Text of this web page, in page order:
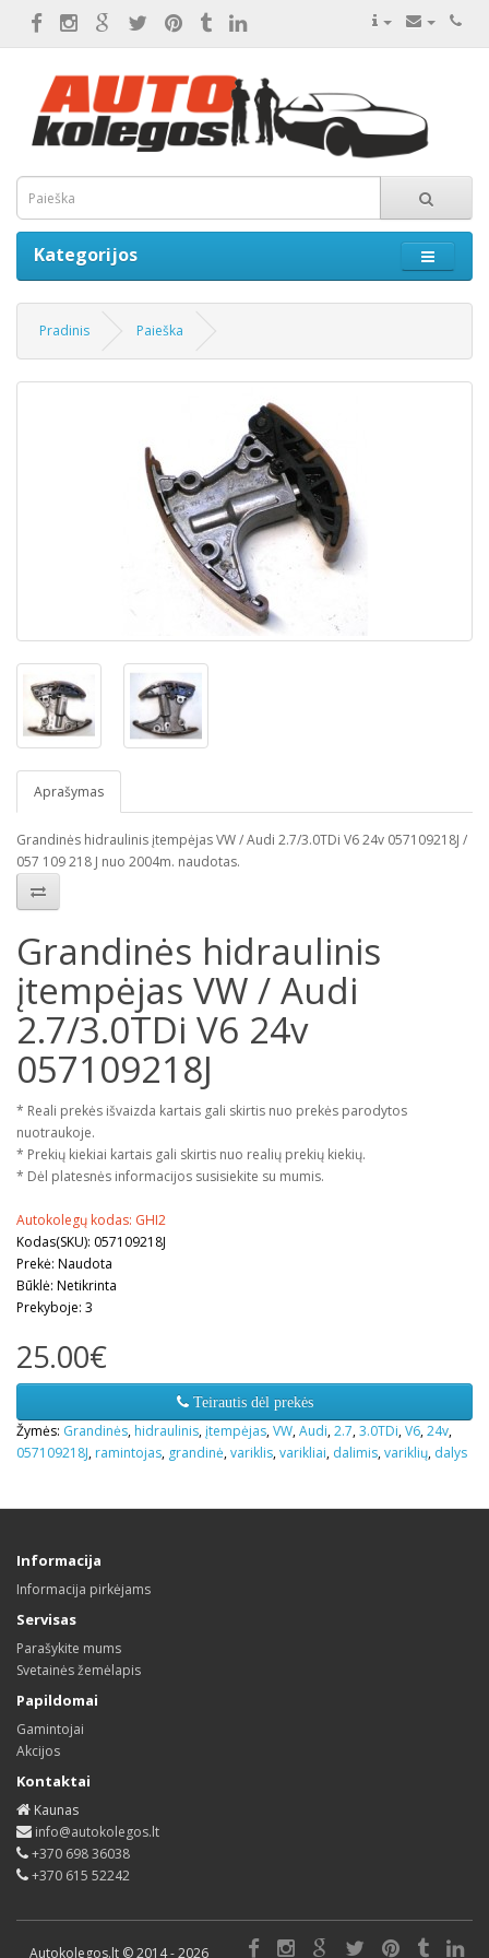
Kategorijos
Pradinis Paieška
Aprašymas
Grandinės hidraulinis įtempėjas VW / Audi 2.7/3.0TDi V6 24v 057109218J /
057 109 218 J nuo 2004m. naudotas.
Grandinės hidraulinis
įtempėjas VW / Audi
2.7/3.0TDi V6 24v
057109218J
* Reali prekės išvaizda kartais gali skirtis nuo prekės parodytos
nuotraukoje.
* Prekių kiekiai kartais gali skirtis nuo realių prekių kiekių.
* Dėl platesnės informacijos susisiekite su mumis.
Autokolegų kodas: GHI2
Kodas(SKU): 057109218J
Prekė: Naudota
Būklė: Netikrinta
Prekyboje: 3
25.00€
Teirautis dėl prekės
Žymės: Grandinės, hidraulinis, įtempėjas,VW,Audi,2.7,3.0TDi,V6,24v,
057109218J, ramintojas, grandinė,variklis,varikliai, dalimis,variklių, dalys
Informacija
Informacija pirkėjams
Servisas
Parašykite mums
Svetainės žemėlapis
Papildomai
Gamintojai
Akcijos
Kontaktai
Kaunas
info@autokolegos.lt
+370 698 36038
+370 615 52242
Autokolegos.lt © 2014 - 2026